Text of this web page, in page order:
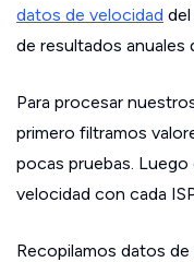
datos de velocidad
de resultados anuales
Para procesar
primero filtramos
pocas pruebas.
velocidad con cada
Recopilamos datos